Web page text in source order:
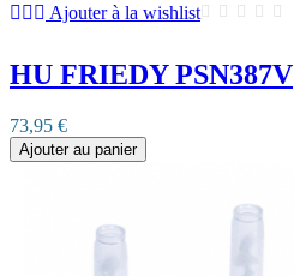
Ajouter à la wishlist
HU FRIEDY PSN387V
73,95 €
Ajouter au panier